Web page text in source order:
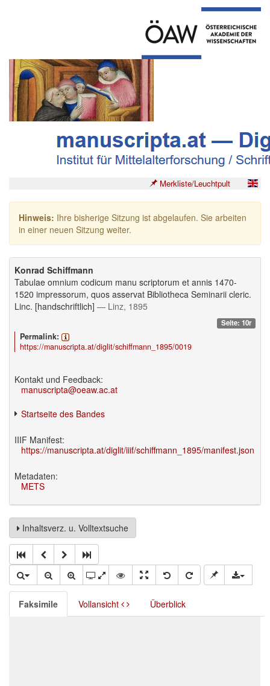
Merkliste/Leuchtpult
Hinweis: Ihre bisherige Sitzung ist abgelaufen. Sie arbeiten
in einer neuen Sitzung weiter.
Konrad Schiffmann
Tabulae omnium codicum manu scriptorum et annis 1470-
1520 impressorum, quos asservat Bibliotheca Seminarii cleric.
Linc. [handschriftlich] — Linz, 1895
Seite: 10r
Permalink:
https://manuscripta.at/diglit/schiffmann_1895/0019
Kontakt und Feedback:
manuscripta@oeaw.ac.at
Startseite des Bandes
IIIF Manifest:
https://manuscripta.at/diglit/iiif/schiffmann_1895/manifest.json
Metadaten:
METS
Inhaltsverz. u. Volltextsuche
Faksimile Vollansicht Überblick